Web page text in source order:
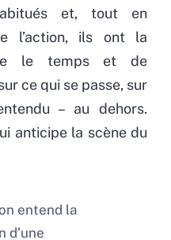
et, tout en
l’action, ils ont la
le temps et de
ce qui se passe, sur
– au dehors.
anticipe la scène du
entend la
d’une